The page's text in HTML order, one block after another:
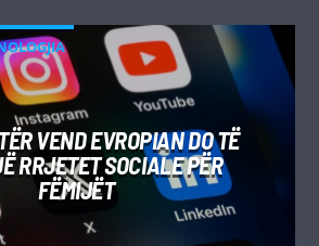
VEND EVROPIAN DO TË
RRJETET SOCIALE PËR
FËMIJËT